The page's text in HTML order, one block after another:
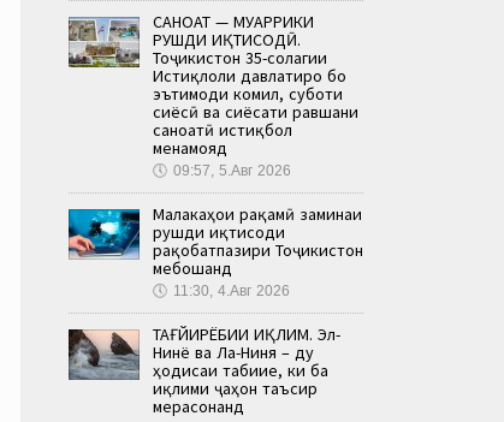
САНОАТ — МУҲАРРИКИ
РУШДИ ИҚТИСОДӢ.
Тоҷикистон 35-солагии
Истиқлоли давлатиро бо
эътимоди комил, суботи
сиёсӣ ва сиёсати равшани
саноатӣ истиқбол
менамояд
🕔 09:57, 5.Авг 2026
Малакаҳои рақамӣ заминаи
рушди иқтисоди
рақобатпазири Тоҷикистон
мебошанд
🕔 11:30, 4.Авг 2026
ТАҒЙИРЁБИИ ИҚЛИМ. Эл-
Нинё ва Ла-Ниня – ду
ҳодисаи табиие, ки ба
иқлими ҷаҳон таъсир
мерасонанд